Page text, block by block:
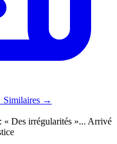
Similaires →